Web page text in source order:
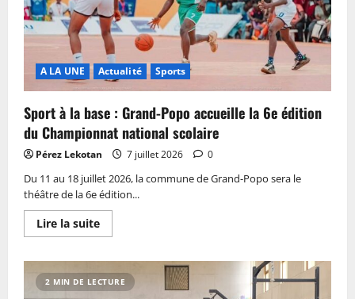
A LA UNE Actualité Sports
Sport à la base : Grand-Popo accueille la 6e édition
du Championnat national scolaire
Pérez Lekotan 7 juillet 2026 0
Du 11 au 18 juillet 2026, la commune de Grand-Popo sera le
théâtre de la 6e édition...
Lire la suite
2 MIN DE LECTURE